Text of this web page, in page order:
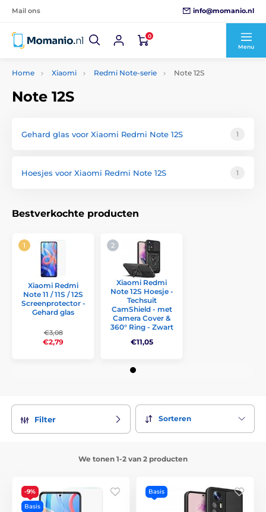
Mail ons info@momanio.nl
0
Menu
Home Xiaomi Redmi Note-serie Note 12S
Note 12S
Gehard glas voor Xiaomi Redmi Note 12S 1
Hoesjes voor Xiaomi Redmi Note 12S 1
Bestverkochte producten
Xiaomi Redmi
Note 11 / 11S / 12S
Screenprotector -
Gehard glas
€3,08
€2,79
Xiaomi Redmi
Note 12S Hoesje -
Techsuit
CamShield - met
Camera Cover &
360° Ring - Zwart
€11,05
Filter Sorteren
We tonen 1-2 van 2 producten
-9%
Basis
Basis